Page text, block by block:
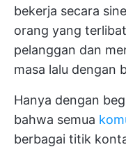
bekerja secara
orang yang
pelanggan dan
masa lalu dengan
Hanya dengan
bahwa semua
berbagai titik